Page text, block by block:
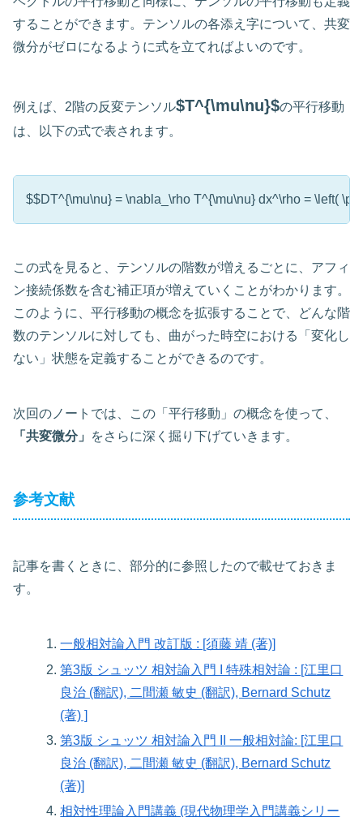
することができます。テンソルの各添え字について、共変
微分がゼロになるように式を立てればよいのです。
例えば、2階の反変テンソル$T^{\mu\nu}$の平行移動
は、以下の式で表されます。
$$DT^{\mu\nu} = \nabla_\rho T^{\mu\nu} dx^\rho = \left(
この式を見ると、テンソルの階数が増えるごとに、アフィ
ン接続係数を含む補正項が増えていくことがわかります。
このように、平行移動の概念を拡張することで、どんな階
数のテンソルに対しても、曲がった時空における「変化し
ない」状態を定義することができるのです。
次回のノートでは、この「平行移動」の概念を使って、
「共変微分」
をさらに深く掘り下げていきます。
参考文献
記事を書くときに、部分的に参照したので載せておきま
す。
一般相対論入門 改訂版 : [須藤 靖 (著)]
第3版 シュッツ 相対論入門 I 特殊相対論 : [江里口
良治 (翻訳), 二間瀬 敏史 (翻訳), Bernard Schutz
(著) ]
第3版 シュッツ 相対論入門 II 一般相対論: [江里口
良治 (翻訳), 二間瀬 敏史 (翻訳), Bernard Schutz
(著)]
相対性理論入門講義 (現代物理学入門講義シリー